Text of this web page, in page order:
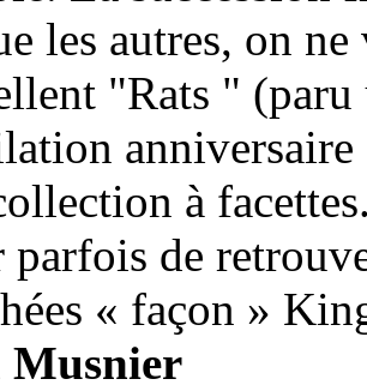
les autres, on
"Rats "
à
de
« façon »
Musnier